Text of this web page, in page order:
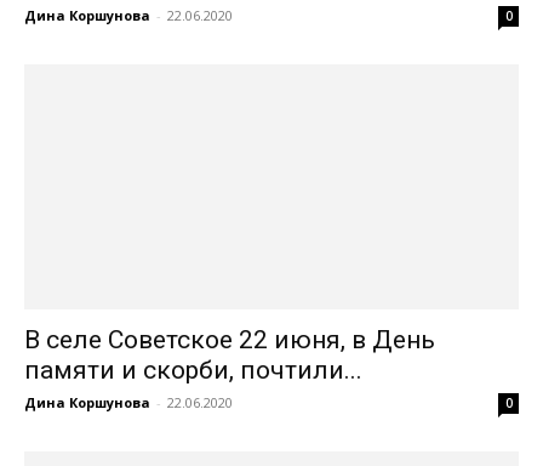
Дина Коршунова - 22.06.2020 0
В селе Советское 22 июня, в День
памяти и скорби, почтили...
Дина Коршунова - 22.06.2020 0